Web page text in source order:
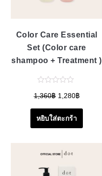
Color Care Essential
Set (Color care
shampoo + Treatment )
1,360฿ 1,280฿
หยิบใส่ตะกร้า